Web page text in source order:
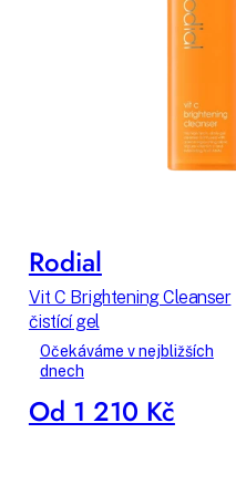
Rodial
Vit C Brightening Cleanser
čistící gel
Očekáváme v nejbližších
dnech
Od 1 210 Kč